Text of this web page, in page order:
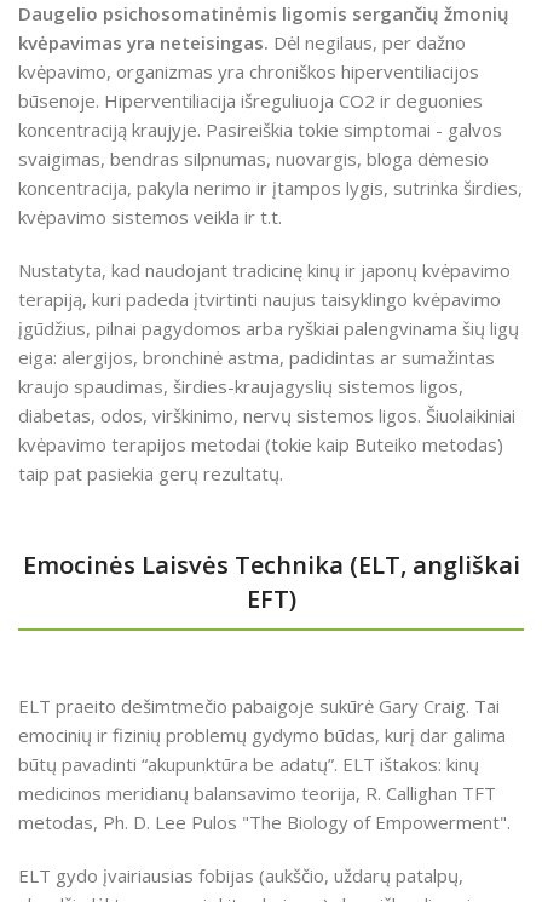
Daugelio psichosomatinėmis ligomis sergančių žmonių
kvėpavimas yra neteisingas. Dėl negilaus, per dažno
kvėpavimo, organizmas yra chroniškos hiperventiliacijos
būsenoje. Hiperventiliacija išreguliuoja CO2 ir deguonies
koncentraciją kraujyje. Pasireiškia tokie simptomai - galvos
svaigimas, bendras silpnumas, nuovargis, bloga dėmesio
koncentracija, pakyla nerimo ir įtampos lygis, sutrinka širdies,
kvėpavimo sistemos veikla ir t.t.
Nustatyta, kad naudojant tradicinę kinų ir japonų kvėpavimo
terapiją, kuri padeda įtvirtinti naujus taisyklingo kvėpavimo
įgūdžius, pilnai pagydomos arba ryškiai palengvinama šių ligų
eiga: alergijos, bronchinė astma, padidintas ar sumažintas
kraujo spaudimas, širdies-kraujagyslių sistemos ligos,
diabetas, odos, virškinimo, nervų sistemos ligos. Šiuolaikiniai
kvėpavimo terapijos metodai (tokie kaip Buteiko metodas)
taip pat pasiekia gerų rezultatų.
Emocinės Laisvės Technika (ELT, angliškai
EFT)
ELT praeito dešimtmečio pabaigoje sukūrė Gary Craig. Tai
emocinių ir fizinių problemų gydymo būdas, kurį dar galima
būtų pavadinti “akupunktūra be adatų”. ELT ištakos: kinų
medicinos meridianų balansavimo teorija, R. Callighan TFT
metodas, Ph. D. Lee Pulos "The Biology of Empowerment".
ELT gydo įvairiausias fobijas (aukščio, uždarų patalpų,